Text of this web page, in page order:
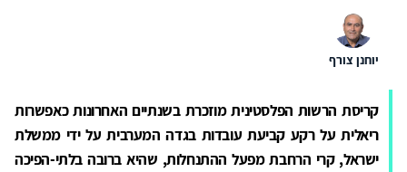
יוחנן צורף
קריסת הרשות הפלסטינית מוזכרת בשנתיים האחרונות כאפשרות
ריאלית על רקע קביעת עובדות בגדה המערבית על ידי ממשלת
ישראל, קרי הרחבת מפעל ההתנחלות, שהיא ברובה בלתי-הפיכה